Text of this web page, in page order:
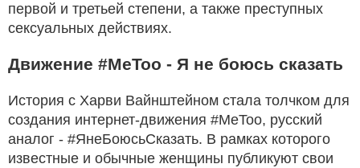
первой и третьей степени, а также преступных
сексуальных действиях.
Движение #MeToo - Я не боюсь сказать
История с Харви Вайнштейном стала толчком для
создания интернет-движения #MeToo, русский
аналог - #ЯнеБоюсьСказать. В рамках которого
известные и обычные женщины публикуют свои